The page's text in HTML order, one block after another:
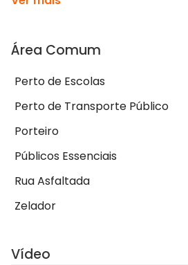
Área Comum
Perto de Escolas
Perto de Transporte Público
Porteiro
Públicos Essenciais
Rua Asfaltada
Zelador
Vídeo